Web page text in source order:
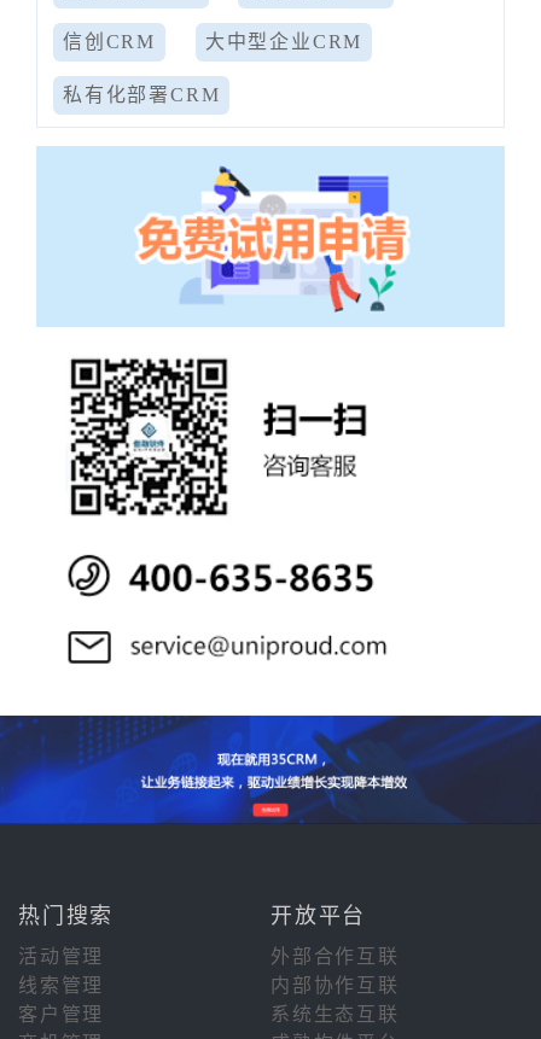
信创CRM 大中型企业CRM
私有化部署CRM
热门搜索 开放平台
活动管理
外部合作互联
线索管理
内部协作互联
客户管理
系统生态互联